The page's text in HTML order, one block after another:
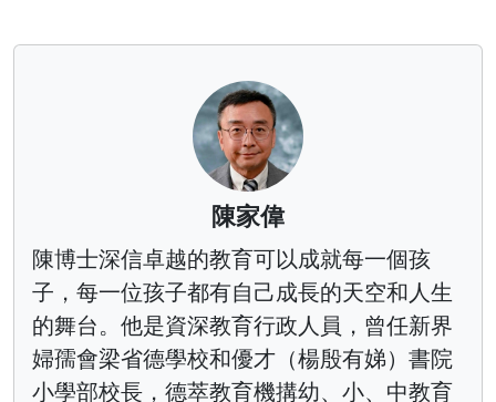
陳家偉
陳博士深信卓越的教育可以成就每一個孩
子，每一位孩子都有自己成長的天空和人生
的舞台。他是資深教育行政人員，曾任新界
婦孺會梁省德學校和優才（楊殷有娣）書院
小學部校長，德萃教育機搆幼、小、中教育